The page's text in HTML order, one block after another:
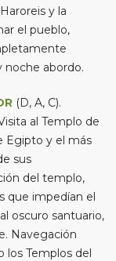
y la
el pueblo,
noche abordo.
(D, A, C).
al Templo de
Egipto y el más
sus
del templo,
que impedían el
oscuro santuario,
Navegación
los Templos del